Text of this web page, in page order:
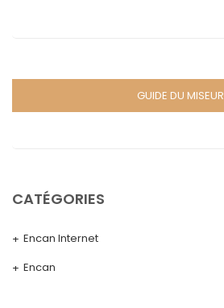
GUIDE DU MISEUR
CATÉGORIES
Encan Internet
Encan